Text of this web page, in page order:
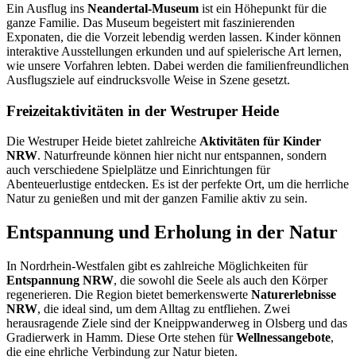
Ein Ausflug ins Neandertal-Museum ist ein Höhepunkt für die
ganze Familie. Das Museum begeistert mit faszinierenden
Exponaten, die die Vorzeit lebendig werden lassen. Kinder können
interaktive Ausstellungen erkunden und auf spielerische Art lernen,
wie unsere Vorfahren lebten. Dabei werden die familienfreundlichen
Ausflugsziele auf eindrucksvolle Weise in Szene gesetzt.
Freizeitaktivitäten in der Westruper Heide
Die Westruper Heide bietet zahlreiche Aktivitäten für Kinder
NRW. Naturfreunde können hier nicht nur entspannen, sondern
auch verschiedene Spielplätze und Einrichtungen für
Abenteuerlustige entdecken. Es ist der perfekte Ort, um die herrliche
Natur zu genießen und mit der ganzen Familie aktiv zu sein.
Entspannung und Erholung in der Natur
In Nordrhein-Westfalen gibt es zahlreiche Möglichkeiten für
Entspannung NRW, die sowohl die Seele als auch den Körper
regenerieren. Die Region bietet bemerkenswerte Naturerlebnisse
NRW, die ideal sind, um dem Alltag zu entfliehen. Zwei
herausragende Ziele sind der Kneippwanderweg in Olsberg und das
Gradierwerk in Hamm. Diese Orte stehen fürWellnessangebote,
die eine ehrliche Verbindung zur Natur bieten.